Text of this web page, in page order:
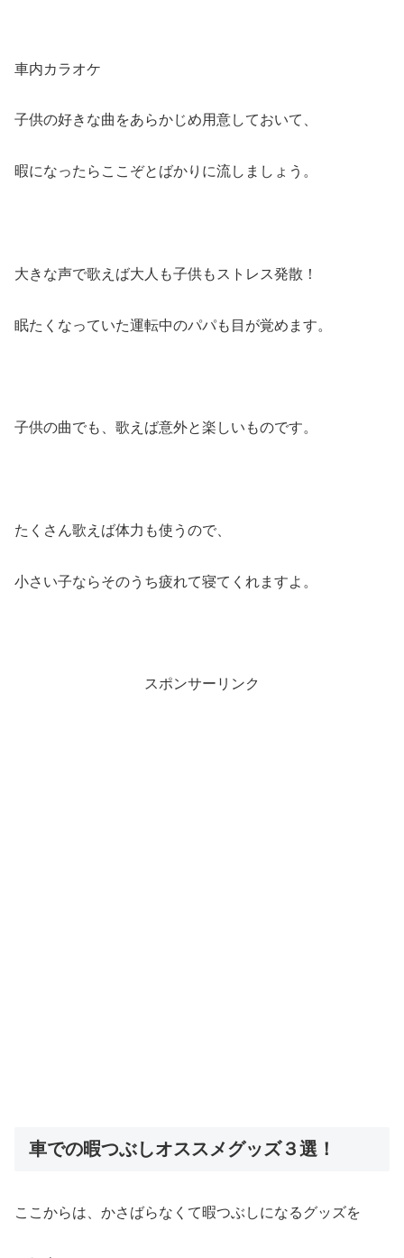
車内カラオケ
子供の好きな曲をあらかじめ用意しておいて、
暇になったらここぞとばかりに流しましょう。
大きな声で歌えば大人も子供もストレス発散！
眠たくなっていた運転中のパパも目が覚めます。
子供の曲でも、歌えば意外と楽しいものです。
たくさん歌えば体力も使うので、
小さい子ならそのうち疲れて寝てくれますよ。
スポンサーリンク
車での暇つぶしオススメグッズ３選！
ここからは、かさばらなくて暇つぶしになるグッズを